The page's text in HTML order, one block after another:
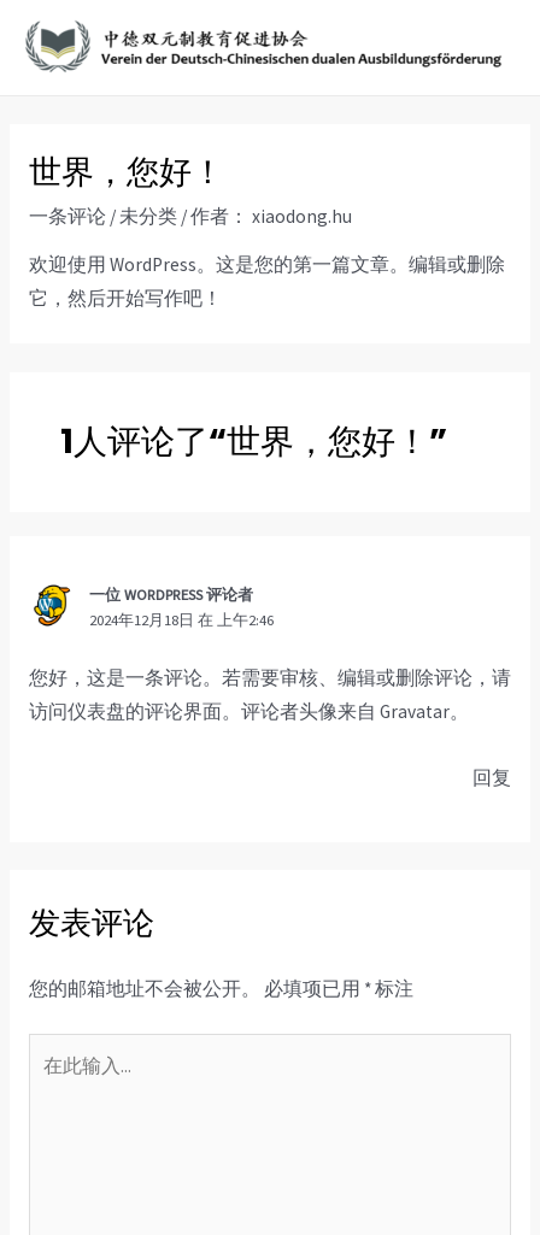
世界，您好！
一条评论 / 未分类/ 作者： xiaodong.hu
欢迎使用 WordPress。这是您的第一篇文章。编辑或删除
它，然后开始写作吧！
1人评论了“世界，您好！”
一位 WORDPRESS 评论者
2024年12月18日 在 上午2:46
您好，这是一条评论。若需要审核、编辑或删除评论，请
访问仪表盘的评论界面。评论者头像来自 Gravatar。
回复
发表评论
您的邮箱地址不会被公开。 必填项已用 *标注